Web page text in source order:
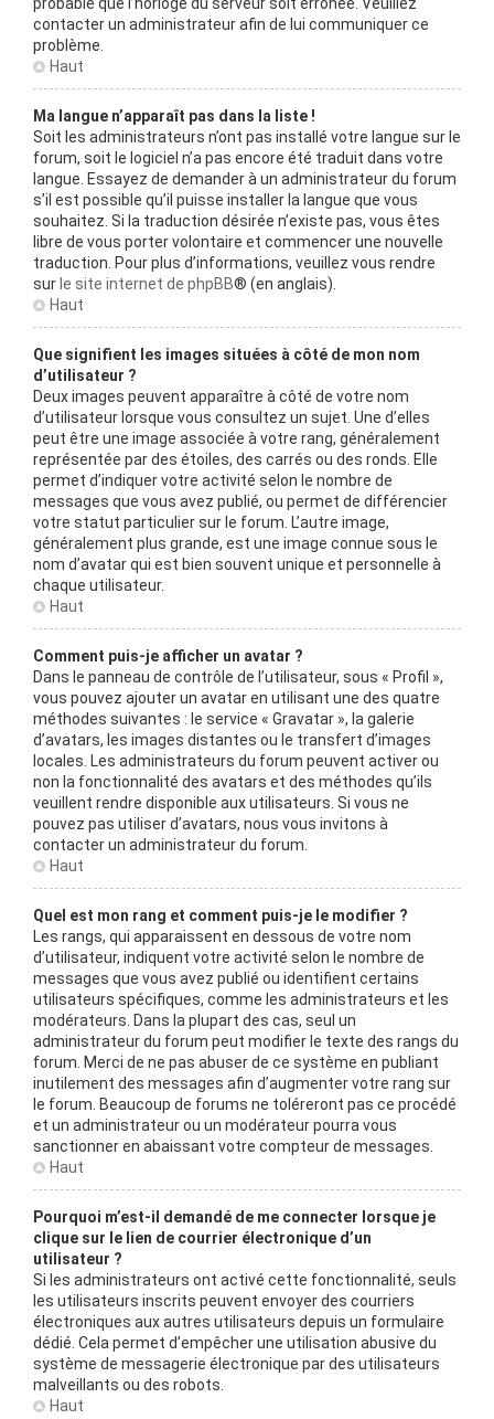
contacter un administrateur afin de lui communiquer ce
problème.
Haut
Ma langue n’apparaît pas dans la liste !
Soit les administrateurs n’ont pas installé votre langue sur le
forum, soit le logiciel n’a pas encore été traduit dans votre
langue. Essayez de demander à un administrateur du forum
s’il est possible qu’il puisse installer la langue que vous
souhaitez. Si la traduction désirée n’existe pas, vous êtes
libre de vous porter volontaire et commencer une nouvelle
traduction. Pour plus d’informations, veuillez vous rendre
sur le site internet de phpBB® (en anglais).
Haut
Que signifient les images situées à côté de mon nom
d’utilisateur ?
Deux images peuvent apparaître à côté de votre nom
d’utilisateur lorsque vous consultez un sujet. Une d’elles
peut être une image associée à votre rang, généralement
représentée par des étoiles, des carrés ou des ronds. Elle
permet d’indiquer votre activité selon le nombre de
messages que vous avez publié, ou permet de différencier
votre statut particulier sur le forum. L’autre image,
généralement plus grande, est une image connue sous le
nom d’avatar qui est bien souvent unique et personnelle à
chaque utilisateur.
Haut
Comment puis-je afficher un avatar ?
Dans le panneau de contrôle de l’utilisateur, sous « Profil »,
vous pouvez ajouter un avatar en utilisant une des quatre
méthodes suivantes : le service « Gravatar », la galerie
d’avatars, les images distantes ou le transfert d’images
locales. Les administrateurs du forum peuvent activer ou
non la fonctionnalité des avatars et des méthodes qu’ils
veuillent rendre disponible aux utilisateurs. Si vous ne
pouvez pas utiliser d’avatars, nous vous invitons à
contacter un administrateur du forum.
Haut
Quel est mon rang et comment puis-je le modifier ?
Les rangs, qui apparaissent en dessous de votre nom
d’utilisateur, indiquent votre activité selon le nombre de
messages que vous avez publié ou identifient certains
utilisateurs spécifiques, comme les administrateurs et les
modérateurs. Dans la plupart des cas, seul un
administrateur du forum peut modifier le texte des rangs du
forum. Merci de ne pas abuser de ce système en publiant
inutilement des messages afin d’augmenter votre rang sur
le forum. Beaucoup de forums ne toléreront pas ce procédé
et un administrateur ou un modérateur pourra vous
sanctionner en abaissant votre compteur de messages.
Haut
Pourquoi m’est-il demandé de me connecter lorsque je
clique sur le lien de courrier électronique d’un
utilisateur ?
Si les administrateurs ont activé cette fonctionnalité, seuls
les utilisateurs inscrits peuvent envoyer des courriers
électroniques aux autres utilisateurs depuis un formulaire
dédié. Cela permet d’empêcher une utilisation abusive du
système de messagerie électronique par des utilisateurs
malveillants ou des robots.
Haut